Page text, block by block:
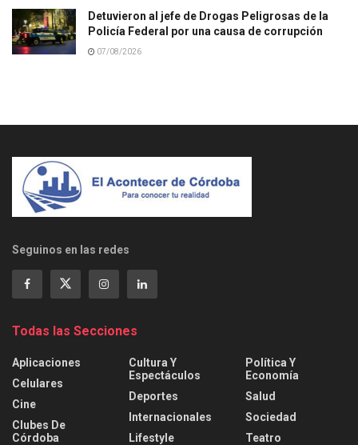
Detuvieron al jefe de Drogas Peligrosas de la
Policía Federal por una causa de corrupción
07/08/2026
Seguinos en las redes
Todas las Secciones
Aplicaciones
Celulares
Cine
Clubes De
Córdoba
Cultura Y
Espectáculos
Deportes
Internacionales
Lifestyle
Política Y
Economía
Salud
Sociedad
Teatro